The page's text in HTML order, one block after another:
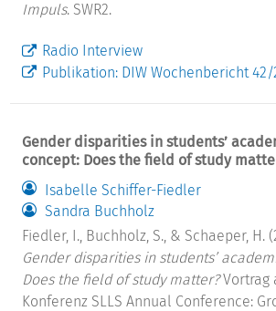
Impuls. SWR2.
Radio Interview
Publikation: DIW Wochenbericht 42/
Gender disparities in students’
concept: Does the field of study
Isabelle Schiffer-Fiedler
Sandra Buchholz
Fiedler, I., Buchholz, S., & Schaeper, H.
Gender disparities in students’
Does the field of study matter?Vortrag
Konferenz SLLS Annual Conference: